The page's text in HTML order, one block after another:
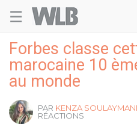
☰
Forbes classe
marocaine 10
au monde
PAR KENZA SOULAYMANI
RÉACTIONS